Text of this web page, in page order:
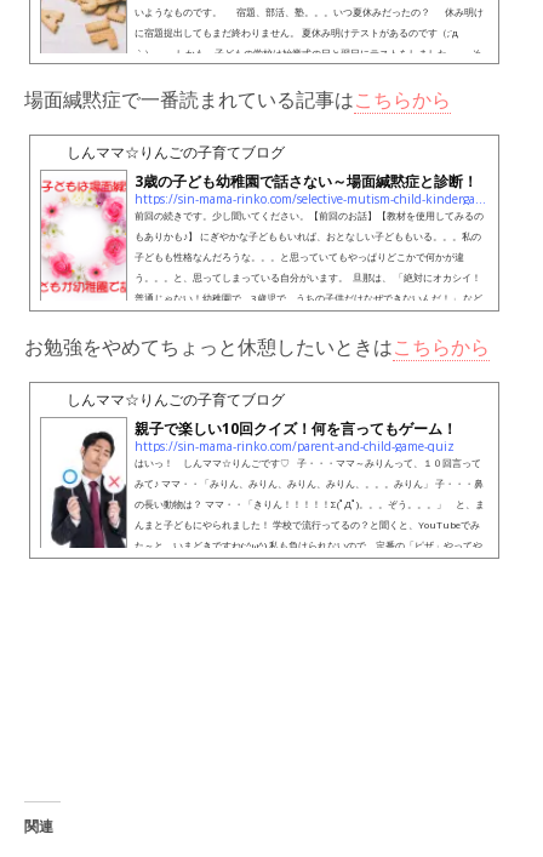
いようなものです。 宿題、部活、塾。。。いつ夏休みだったの？ 休み明け
に宿題提出してもまだ終わりません。 夏休み明けテストがあるのです（;´д
｀） しかも、子どもの学校は始業式の日と翌日にテストをしました。 そ
す！ 今までの定期テストでは７０～８０点程度だったのに点数アップしていま
す(´艸｀*)ﾔｯﾀﾈ 。。。と喜んでいたのですが、 ...
場面緘黙症で一番読まれている記事はこちらから
しんママ☆りんごの子育てブログ
3歳の子ども幼稚園で話さない～場面緘黙症と診断！
https://sin-mama-rinko.com/selective-mutism-child-kindergarten
前回の続きです。少し聞いてください。【前回のお話】【教材を使用してみるの
もありかも♪】 にぎやかな子どももいれば、おとなしい子どももいる。。。私の
子どもも性格なんだろうな。。。と思っていてもやっぱりどこかで何かが違
う。。。と、思ってしまっている自分がいます。 旦那は、 「絶対にオカシイ！
普通じゃない！幼稚園で、3歳児で、うちの子供だけなぜできないんだ！」 など
ろ！」と私を責めるように言ってきました。&nb...
お勉強をやめてちょっと休憩したいときはこちらから
しんママ☆りんごの子育てブログ
親子で楽しい10回クイズ！何を言ってもゲーム！
https://sin-mama-rinko.com/parent-and-child-game-quiz
はいっ！ しんママ☆りんごです♡ 子・・・ママ～みりんって、１０回言って
みて♪ ママ・・「みりん、みりん、みりん、みりん、。。。みりん」 子・・・鼻
の長い動物は？ ママ・・「きりん！！！！！Σ(ﾟДﾟ)。。。ぞう。。。」 と、ま
んまと子どもにやられました！ 学校で流行ってるの？と聞くと、YouTubeでみ
た～と、いまどきですね(;^ω^) 私も負けられないので、定番の「ピザ」やってや
関連